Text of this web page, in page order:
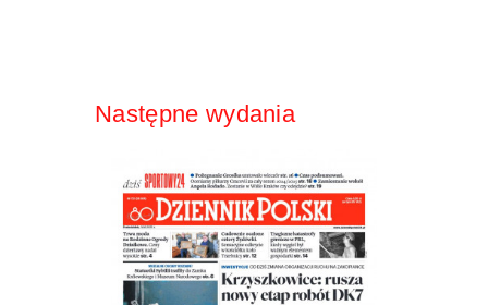
Następne wydania